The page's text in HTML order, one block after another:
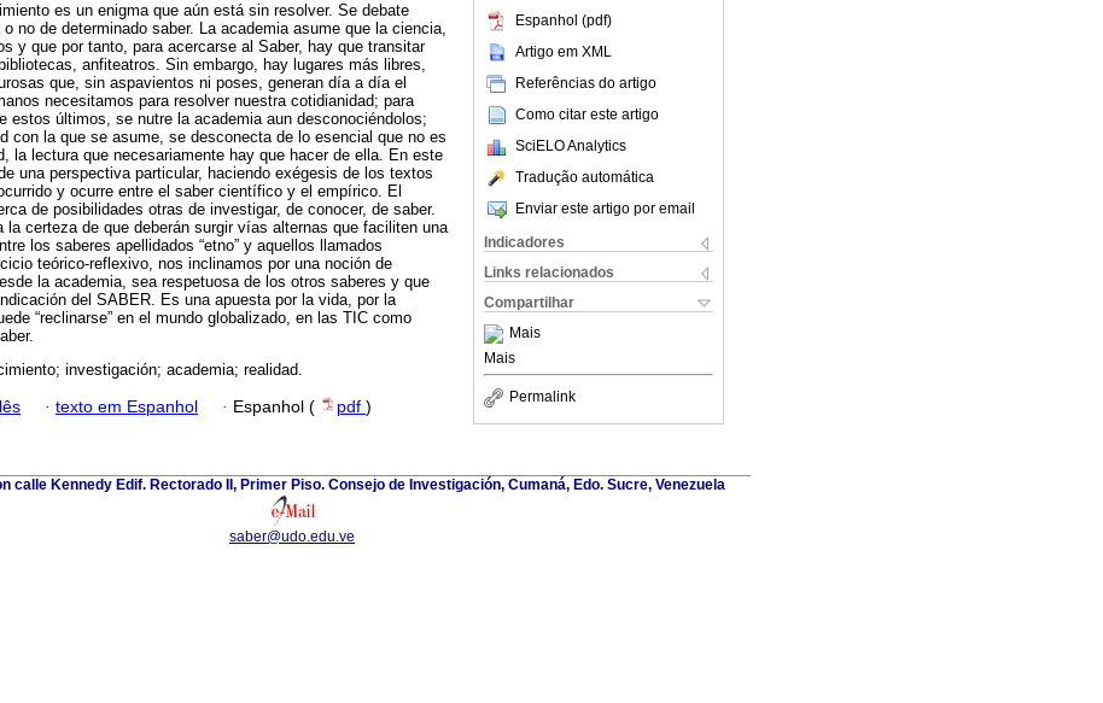
Espanhol (pdf)
Artigo em XML
Referências do artigo
Como citar este artigo
SciELO Analytics
Tradução automática
Enviar este artigo por email
Indicadores
Links relacionados
Compartilhar
Mais
Mais
Permalink
es un enigma que aún está sin resolver. Se debate
no de determinado saber. La academia asume que la ciencia,
y que por tanto, para acercarse al Saber, hay que transitar
anfiteatros. Sin embargo, hay lugares más libres,
que, sin aspavientos ni poses, generan día a día el
necesitamos para resolver nuestra cotidianidad; para
estos últimos, se nutre la academia aun desconociéndolos;
con la que se asume, se desconecta de lo esencial que no es
la lectura que necesariamente hay que hacer de ella. En este
una perspectiva particular, haciendo exégesis de los textos
y ocurre entre el saber científico y el empírico. El
de posibilidades otras de investigar, de conocer, de saber.
la certeza de que deberán surgir vías alternas que faciliten una
los saberes apellidados “etno” y aquellos llamados
teórico-reflexivo, nos inclinamos por una noción de
la academia, sea respetuosa de los otros saberes y que
del SABER. Es una apuesta por la vida, por la
“reclinarse” en el mundo globalizado, en las TIC como
investigación; academia; realidad.
· texto em Espanhol · Espanhol ( pdf )
calle Kennedy Edif. Rectorado II, Primer Piso. Consejo de Investigación, Cumaná, Edo. Sucre, Venezuela
saber@udo.edu.ve